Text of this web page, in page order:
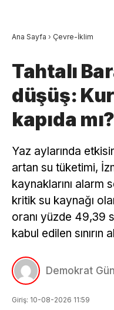
Ana Sayfa › Çevre-İklim
Tahtalı
düşüş:
kapıda mı?
Yaz aylarında
artan su tüketimi,
kaynaklarını alarm
kritik su kaynağı
oranı yüzde 49,39
kabul edilen sınırın
Demokrat
Giriş: 10-08-2026 11:59